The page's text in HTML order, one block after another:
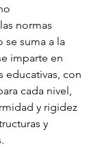
normas
se suma a la
imparte en
educativas, con
cada nivel,
y rigidez
y